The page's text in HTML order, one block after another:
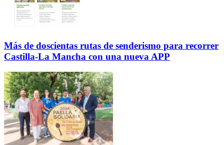
Más de doscientas rutas de senderismo para recorrer
Castilla-La Mancha con una nueva APP